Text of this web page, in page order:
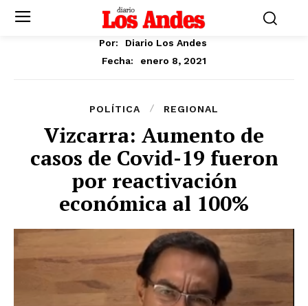
Por:
Diario Los Andes
Fecha:
enero 8, 2021
POLÍTICA REGIONAL
Vizcarra: Aumento de
casos de Covid-19 fueron
por reactivación
económica al 100%